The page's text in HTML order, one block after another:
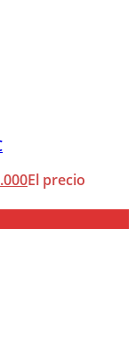
El precio